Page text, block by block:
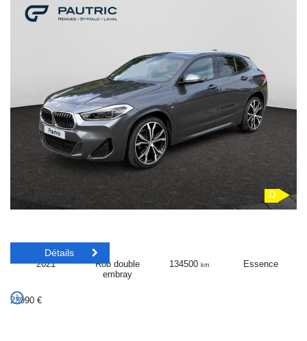
D
2021
Rob double
embray
134500 km Essence
23990 €
Détails